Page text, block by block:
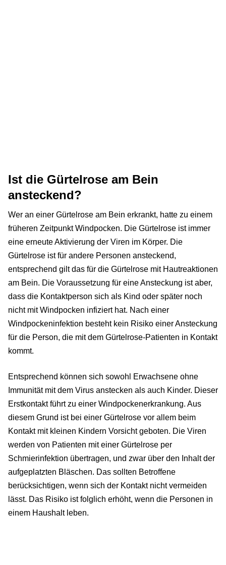
Ist die Gürtelrose am Bein
ansteckend?
Wer an einer Gürtelrose am Bein erkrankt, hatte zu einem
früheren Zeitpunkt Windpocken. Die Gürtelrose ist immer
eine erneute Aktivierung der Viren im Körper. Die
Gürtelrose ist für andere Personen ansteckend,
entsprechend gilt das für die Gürtelrose mit Hautreaktionen
am Bein. Die Voraussetzung für eine Ansteckung ist aber,
dass die Kontaktperson sich als Kind oder später noch
nicht mit Windpocken infiziert hat. Nach einer
Windpockeninfektion besteht kein Risiko einer Ansteckung
für die Person, die mit dem Gürtelrose-Patienten in Kontakt
kommt.
Entsprechend können sich sowohl Erwachsene ohne
Immunität mit dem Virus anstecken als auch Kinder. Dieser
Erstkontakt führt zu einer Windpockenerkrankung. Aus
diesem Grund ist bei einer Gürtelrose vor allem beim
Kontakt mit kleinen Kindern Vorsicht geboten. Die Viren
werden von Patienten mit einer Gürtelrose per
Schmierinfektion übertragen, und zwar über den Inhalt der
aufgeplatzten Bläschen. Das sollten Betroffene
berücksichtigen, wenn sich der Kontakt nicht vermeiden
lässt. Das Risiko ist folglich erhöht, wenn die Personen in
einem Haushalt leben.